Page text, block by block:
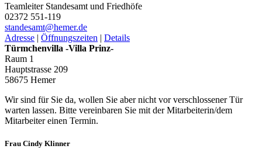
Teamleiter Standesamt und Friedhöfe
02372 551-119
standesamt@­hemer.de
Adresse | Öffnungszeiten | Details
Türmchenvilla -Villa Prinz-
Raum 1
Hauptstrasse 209
58675 Hemer
Wir sind für Sie da, wollen Sie aber nicht vor verschlossener Tür
warten lassen. Bitte vereinbaren Sie mit der Mitarbeiterin/dem
Mitarbeiter einen Termin.
Frau Cindy Klinner